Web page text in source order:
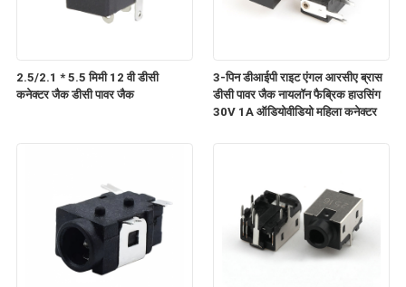
2.5/2.1 * 5.5 मिमी 12 वी डीसी
कनेक्टर जैक डीसी पावर जैक
3-पिन डीआईपी राइट एंगल आरसीए ब्रास
डीसी पावर जैक नायलॉन फैब्रिक हाउसिंग
30V 1A ऑडियोवीडियो महिला कनेक्टर